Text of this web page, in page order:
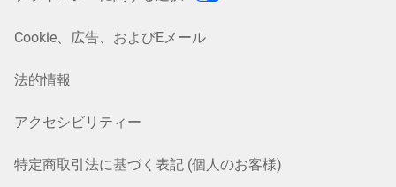
Cookie、広告、およびEメール
法的情報
アクセシビリティー
特定商取引法に基づく表記 (個人のお客様)